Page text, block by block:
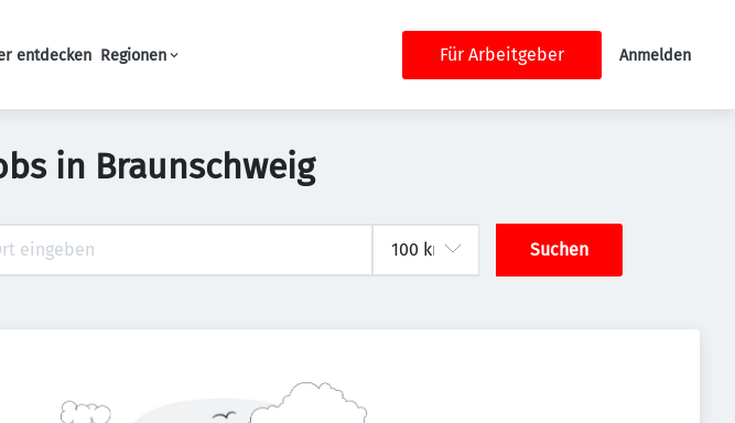
entdecken Regionen Für Arbeitgeber Anmelden
in Braunschweig
Suchen